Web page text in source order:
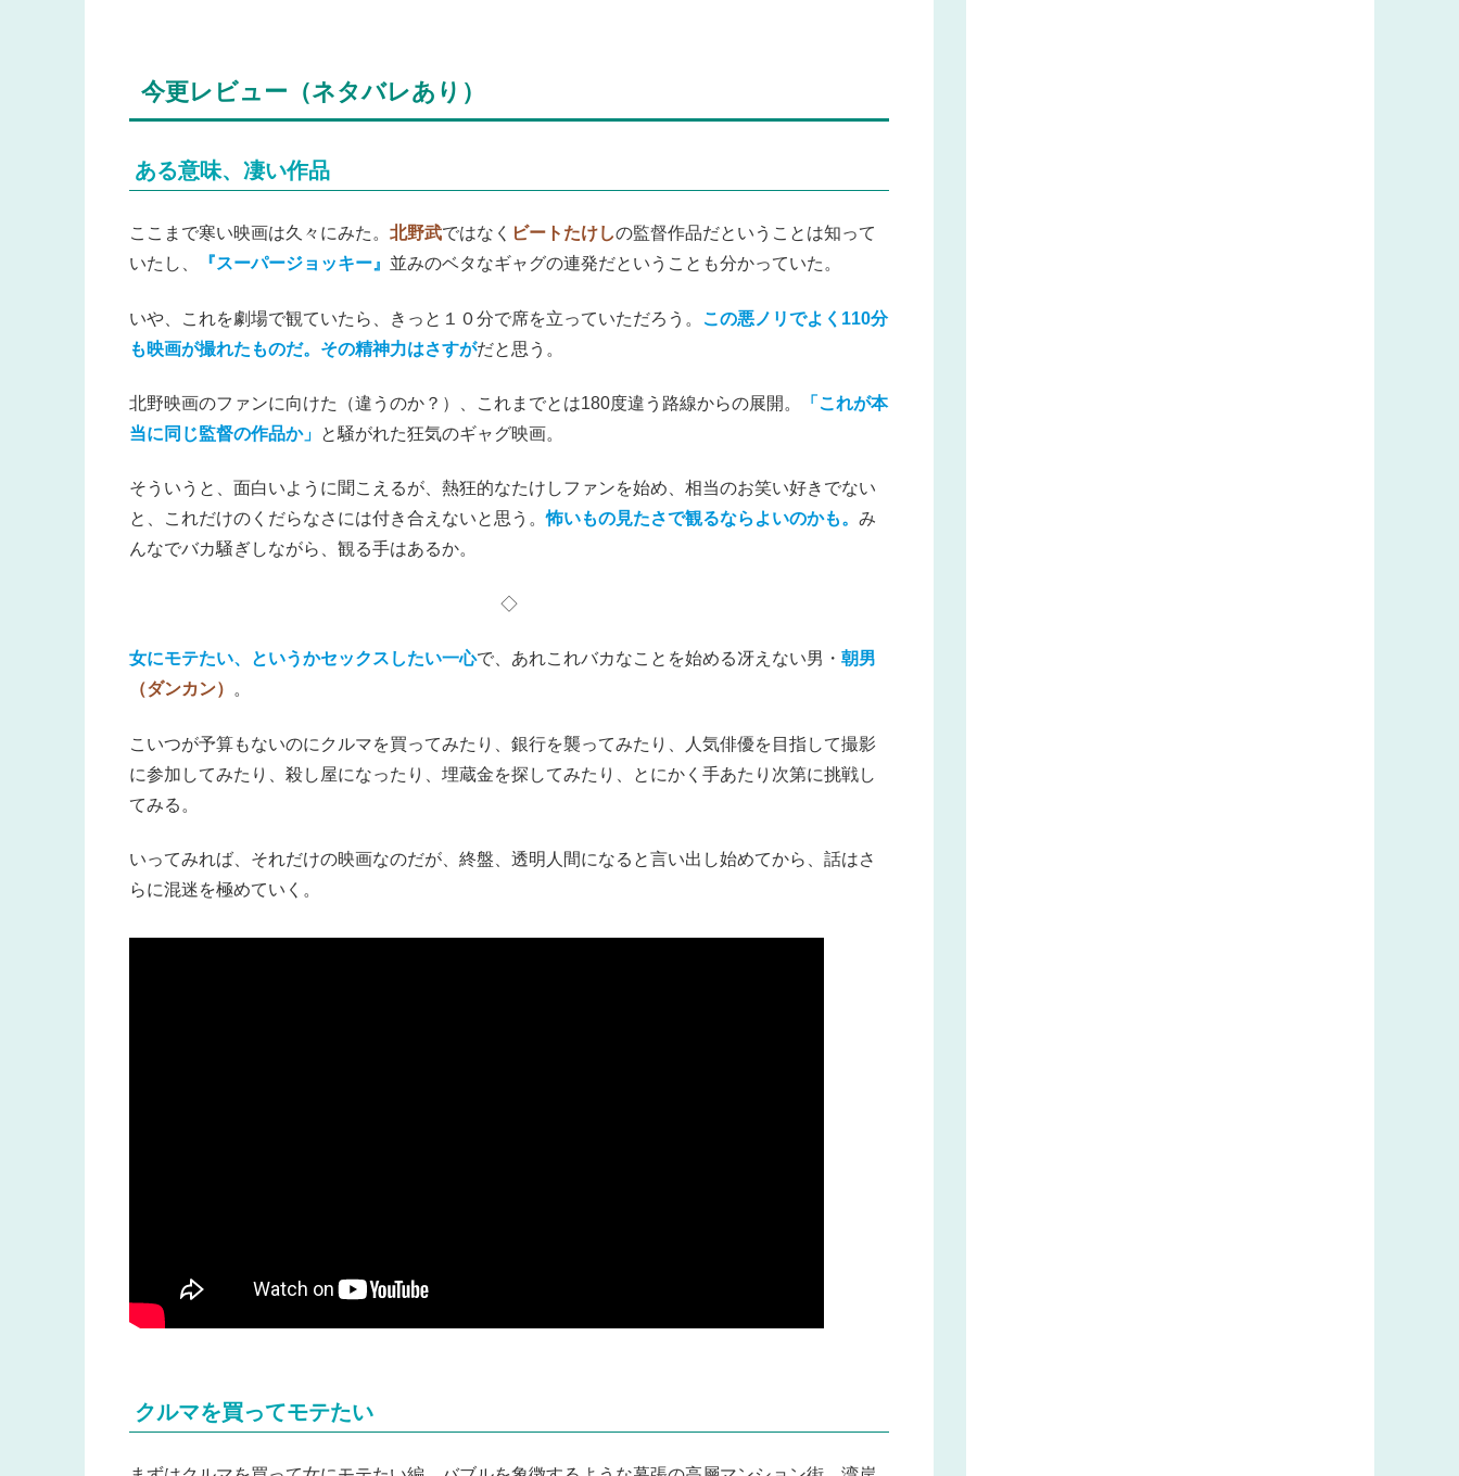
今更レビュー（ネタバレあり）
ある意味、凄い作品
ここまで寒い映画は久々にみた。 北野武ではなく ビートたけしの監督作品だということは知って
いたし、
『スーパージョッキー』 並みのベタなギャグの連発だということも分かっていた。
いや、これを劇場で観ていたら、きっと１０分で席を立っていただろう。 この悪ノリでよく110分
も映画が撮れたものだ。その精神力はさすがだと思う。
北野映画のファンに向けた（違うのか？）、これまでとは180度違う路線からの展開。
「これが本
当に同じ監督の作品か」 と騒がれた狂気のギャグ映画。
そういうと、面白いように聞こえるが、熱狂的なたけしファンを始め、相当のお笑い好きでない
と、これだけのくだらなさには付き合えないと思う。怖いもの見たさで観るならよいのかも。 み
んなでバカ騒ぎしながら、観る手はあるか。
◇
女にモテたい、というかセックスしたい一心で、あれこれバカなことを始める冴えない男・ 朝男
（ダンカン）
。
こいつが予算もないのにクルマを買ってみたり、銀行を襲ってみたり、人気俳優を目指して撮影
に参加してみたり、殺し屋になったり、埋蔵金を探してみたり、とにかく手あたり次第に挑戦し
てみる。
いってみれば、それだけの映画なのだが、終盤、透明人間になると言い出し始めてから、話はさ
らに混迷を極めていく。
クルマを買ってモテたい